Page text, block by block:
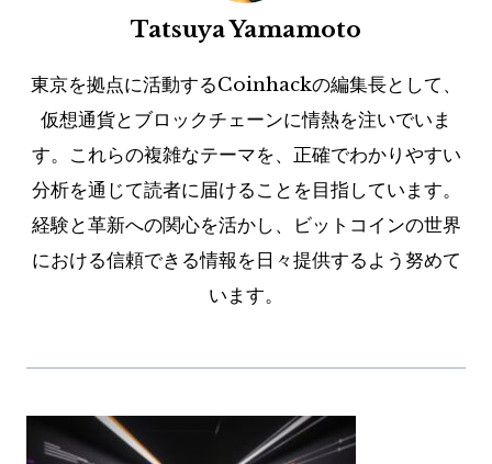
Tatsuya Yamamoto
東京を拠点に活動するCoinhackの編集長として、
仮想通貨とブロックチェーンに情熱を注いでいま
す。これらの複雑なテーマを、正確でわかりやすい
分析を通じて読者に届けることを目指しています。
経験と革新への関心を活かし、ビットコインの世界
における信頼できる情報を日々提供するよう努めて
います。